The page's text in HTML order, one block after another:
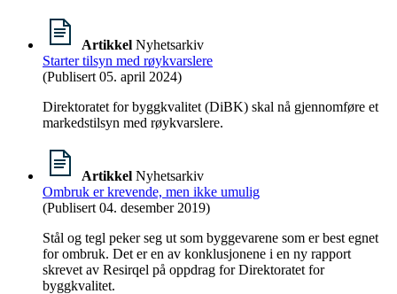
Artikkel Nyhetsarkiv
Starter tilsyn med røykvarslere
(Publisert 05. april 2024)
Direktoratet for byggkvalitet (DiBK) skal nå gjennomføre et
markedstilsyn med røykvarslere.
Artikkel Nyhetsarkiv
Ombruk er krevende, men ikke umulig
(Publisert 04. desember 2019)
Stål og tegl peker seg ut som byggevarene som er best egnet
for ombruk. Det er en av konklusjonene i en ny rapport
skrevet av Resirqel på oppdrag for Direktoratet for
byggkvalitet.